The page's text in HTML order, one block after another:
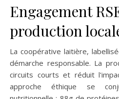
Engagement
production
La coopérative laitière,
démarche responsable. La
circuits courts et réduit
approche éthique se